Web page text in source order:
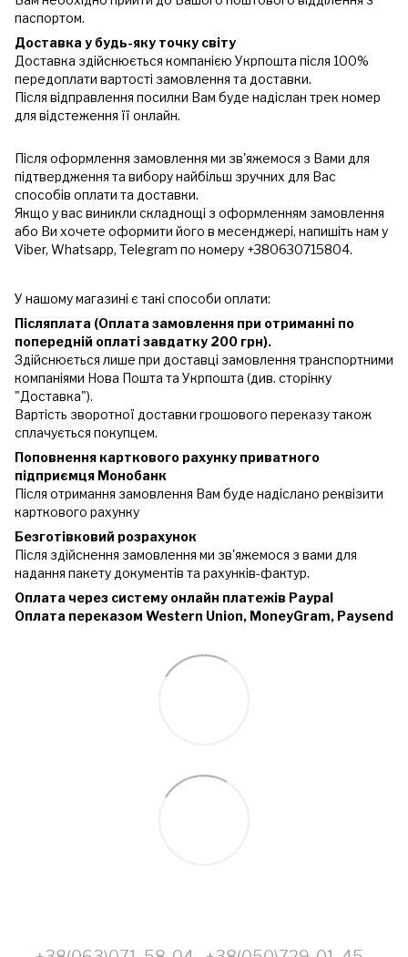
паспортом.
Доставка у будь-яку точку світу
Доставка здійснюється компанією Укрпошта після 100%
передоплати вартості замовлення та доставки.
Після відправлення посилки Вам буде надіслан трек номер
для відстеження її онлайн.
Після оформлення замовлення ми зв'яжемося з Вами для
підтвердження та вибору найбільш зручних для Вас
способів оплати та доставки.
Якщо у вас виникли складнощі з оформленням замовлення
або Ви хочете оформити його в месенджері, напишіть нам у
Viber, Whatsapp, Telegram по номеру +380630715804.
У нашому магазині є такі способи оплати:
Післяплата (Оплата замовлення при отриманні по
попередній оплаті завдатку 200 грн).
Здійснюється лише при доставці замовлення транспортними
компаніями Нова Пошта та Укрпошта (див. сторінку
"Доставка").
Вартість зворотної доставки грошового переказу також
сплачується покупцем.
Поповнення карткового рахунку приватного
підприємця Монобанк
Після отримання замовлення Вам буде надіслано реквізити
карткового рахунку
Безготівковий розрахунок
Після здійснення замовлення ми зв'яжемося з вами для
надання пакету документів та рахунків-фактур.
Оплата через систему онлайн платежів Paypal
Оплата переказом Western Union, MoneyGram, Paysend